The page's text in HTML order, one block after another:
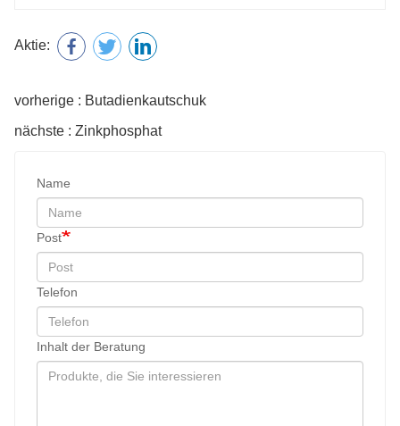
Aktie:
vorherige : Butadienkautschuk
nächste : Zinkphosphat
Name
Post
Telefon
Inhalt der Beratung